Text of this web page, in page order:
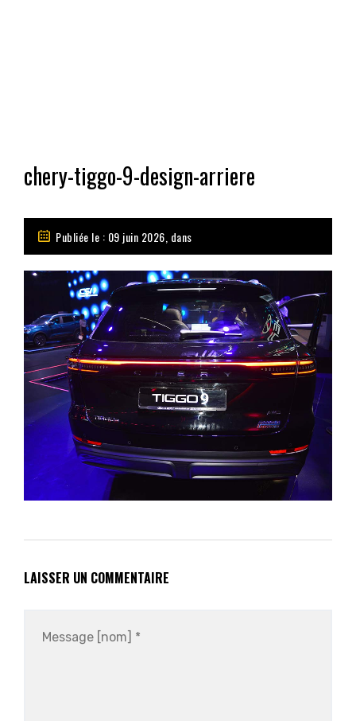
chery-tiggo-9-design-arriere
Publiée le : 09 juin 2026, dans
LAISSER UN COMMENTAIRE